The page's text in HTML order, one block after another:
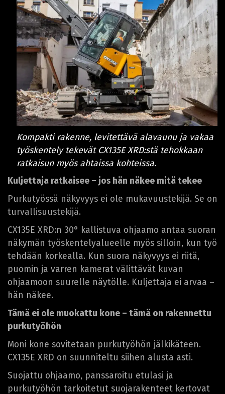
Kompakti rakenne, levitettävä alavaunu ja vakaa
työskentely tekevät CX135E XRD:stä tehokkaan
ratkaisun myös ahtaissa kohteissa.
Kuljettaja ratkaisee – jos hän näkee mitä tekee
Purkutyössä näkyvyys ei ole mukavuustekijä. Se on
turvallisuustekijä.
CX135E XRD:n 30° kallistuva ohjaamo antaa suoran
näkymän työskentelyalueelle myös silloin, kun työ
tehdään korkealla. Kun suora näkyvyys ei riitä,
puomin ja varren kamerat välittävät kuvan
ohjaamoon suurelle näytölle. Kuljettaja ei arvaa –
hän näkee.
Tämä ei ole muokattu kone – tämä on rakennettu
purkutyöhön
Moni kone sovitetaan purkutyöhön jälkikäteen.
CX135E XRD on suunniteltu siihen alusta asti.
Suojattu ohjaamo, panssaroitu etulasi ja
purkutyöhön tarkoitetut suojarakenteet kertovat